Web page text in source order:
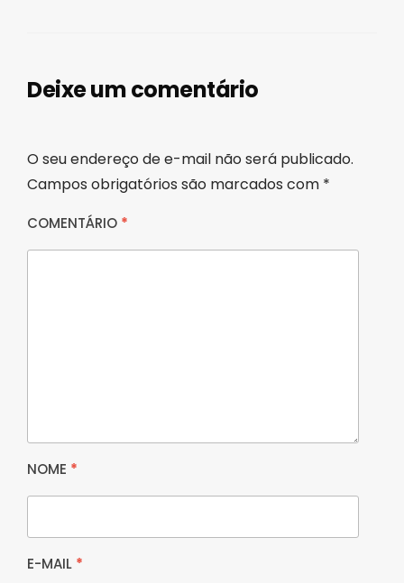
Deixe um comentário
O seu endereço de e-mail não será publicado.
Campos obrigatórios são marcados com *
COMENTÁRIO *
NOME *
E-MAIL *